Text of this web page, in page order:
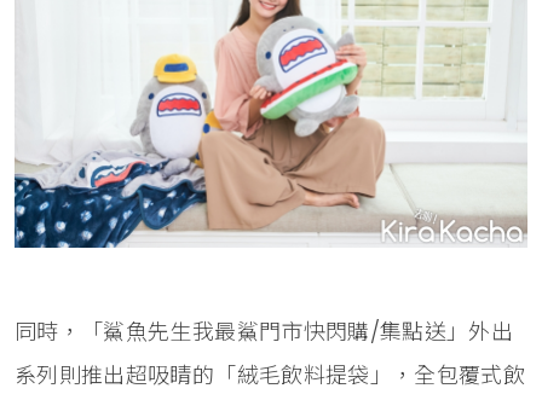
同時，「鯊魚先生我最鯊門市快閃購/集點送」外出
系列則推出超吸睛的「絨毛飲料提袋」，全包覆式飲